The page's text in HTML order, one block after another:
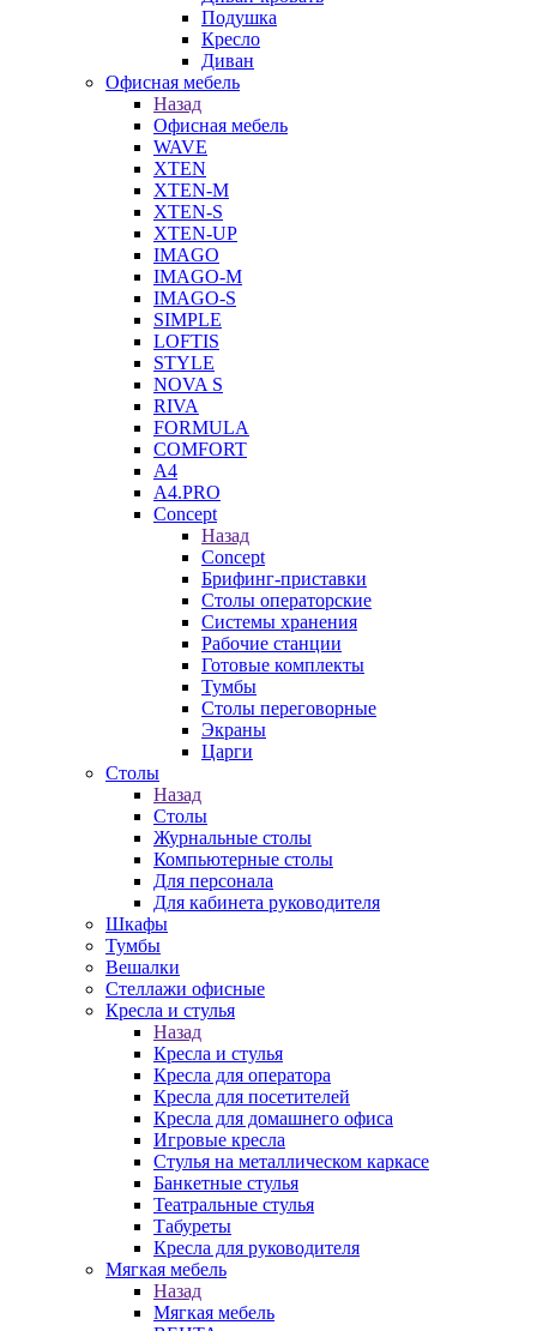
Подушка
Кресло
Диван
Офисная мебель
Назад
Офисная мебель
WAVE
XTEN
XTEN-M
XTEN-S
XTEN-UP
IMAGO
IMAGO-M
IMAGO-S
SIMPLE
LOFTIS
STYLE
NOVA S
RIVA
FORMULA
COMFORT
A4
A4.PRO
Concept
Назад
Concept
Брифинг-приставки
Столы операторские
Системы хранения
Рабочие станции
Готовые комплекты
Тумбы
Столы переговорные
Экраны
Царги
Столы
Назад
Столы
Журнальные столы
Компьютерные столы
Для персонала
Для кабинета руководителя
Шкафы
Тумбы
Вешалки
Стеллажи офисные
Кресла и стулья
Назад
Кресла и стулья
Кресла для оператора
Кресла для посетителей
Кресла для домашнего офиса
Игровые кресла
Стулья на металлическом каркасе
Банкетные стулья
Театральные стулья
Табуреты
Кресла для руководителя
Мягкая мебель
Назад
Мягкая мебель